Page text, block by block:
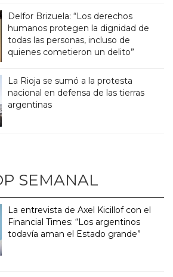
Delfor Brizuela: “Los derechos
humanos protegen la dignidad de
todas las personas, incluso de
quienes cometieron un delito”
La Rioja se sumó a la protesta
nacional en defensa de las tierras
argentinas
SEMANAL
La entrevista de Axel Kicillof con el
Financial Times: “Los argentinos
todavía aman el Estado grande”